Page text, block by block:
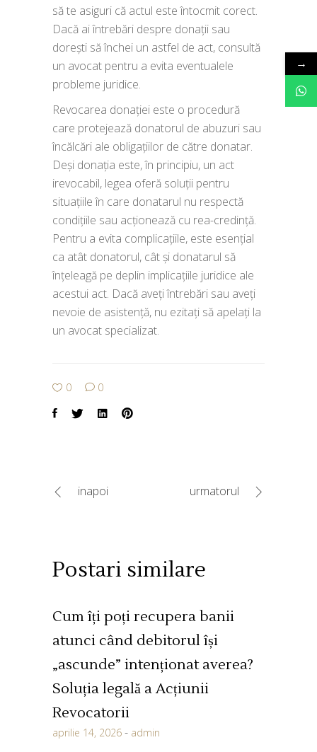
să te asiguri că actul este întocmit corect.
Dacă ai întrebări despre donații sau
dorești să închei un astfel de act, consultă
un avocat pentru a evita eventualele
probleme juridice.
Revocarea donației este o procedură
care protejează donatorul de abuzuri sau
încălcări ale obligațiilor de către donatar.
Deși donația este, în principiu, un act
irevocabil, legea oferă soluții pentru
situațiile în care donatarul nu respectă
condițiile sau acționează cu rea-credință.
Pentru a evita complicațiile, este esențial
ca atât donatorul, cât și donatarul să
înțeleagă pe deplin implicațiile juridice ale
acestui act. Dacă aveți întrebări sau aveți
nevoie de asistență, nu ezitați să apelați la
un avocat specializat.
0 0
inapoi urmatorul
Postari similare
Cum îți poți recupera banii
atunci când debitorul își
„ascunde” intenționat averea?
Soluția legală a Acțiunii
Revocatorii
aprilie 14, 2026 admin
→